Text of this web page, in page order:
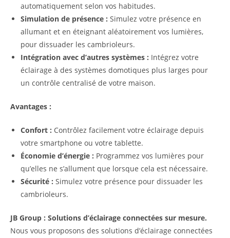
automatiquement selon vos habitudes.
Simulation de présence : Simulez votre présence en
allumant et en éteignant aléatoirement vos lumières,
pour dissuader les cambrioleurs.
Intégration avec d’autres systèmes : Intégrez votre
éclairage à des systèmes domotiques plus larges pour
un contrôle centralisé de votre maison.
Avantages :
Confort : Contrôlez facilement votre éclairage depuis
votre smartphone ou votre tablette.
Économie d’énergie : Programmez vos lumières pour
qu’elles ne s’allument que lorsque cela est nécessaire.
Sécurité : Simulez votre présence pour dissuader les
cambrioleurs.
JB Group : Solutions d’éclairage connectées sur mesure.
Nous vous proposons des solutions d’éclairage connectées